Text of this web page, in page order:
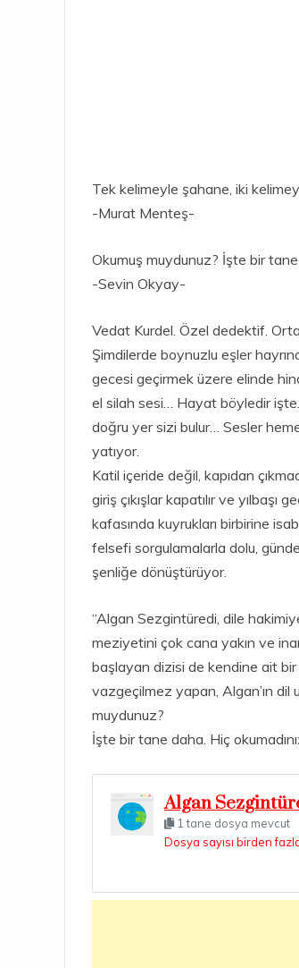
Tek kelimeyle şahane, iki
-Murat Menteş-
Okumuş muydunuz? İşte bir tane
-Sevin Okyay-
Vedat Kurdel. Özel dedektif.
Şimdilerde boynuzlu eşler
gecesi geçirmek üzere elinde
el silah sesi… Hayat böyledir
doğru yer sizi bulur… Sesler
yatıyor.
Katil içeride değil, kapıdan
giriş çıkışlar kapatılır ve
kafasında kuyrukları birbirine
felsefi sorgulamalarla dolu,
şenliğe dönüştürüyor.
“Algan Sezgintüredi, dile
meziyetini çok cana yakın ve
başlayan dizisi de kendine ait bir
vazgeçilmez yapan, Algan’ın dil
muydunuz?
İşte bir tane daha. Hiç
Algan
1 tane dosya mevcut
Dosya sayısı birden